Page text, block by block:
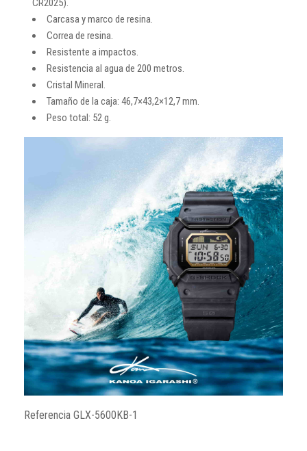
CR2025).
Carcasa y marco de resina.
Correa de resina.
Resistente a impactos.
Resistencia al agua de 200 metros.
Cristal Mineral.
Tamaño de la caja: 46,7×43,2×12,7 mm.
Peso total: 52 g.
Referencia GLX-5600KB-1